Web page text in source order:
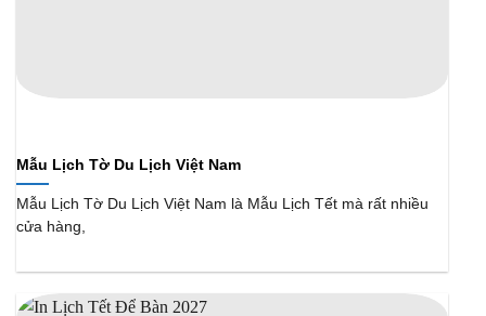
Mẫu Lịch Tờ Du Lịch Việt Nam
Mẫu Lịch Tờ Du Lịch Việt Nam là Mẫu Lịch Tết mà rất nhiều
cửa hàng,